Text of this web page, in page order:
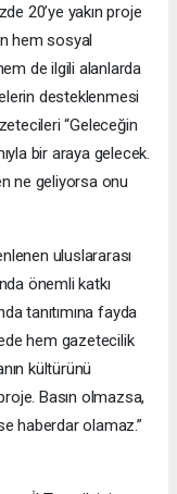
20’ye yakın proje
hem sosyal
de ilgili alanlarda
desteklenmesi
“Geleceğin
bir araya gelecek.
ne geliyorsa onu
uluslararası
önemli katkı
tanıtımına fayda
hem gazetecilik
kültürünü
Basın olmazsa,
haberdar olamaz.”